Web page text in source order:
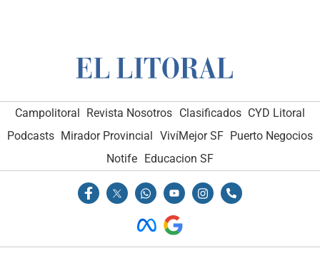
Campolitoral Revista Nosotros Clasificados CYD Litoral
Podcasts Mirador Provincial VivíMejor SF Puerto Negocios
Notife Educacion SF